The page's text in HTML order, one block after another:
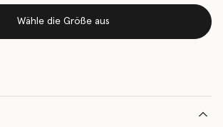
Wähle die Größe aus